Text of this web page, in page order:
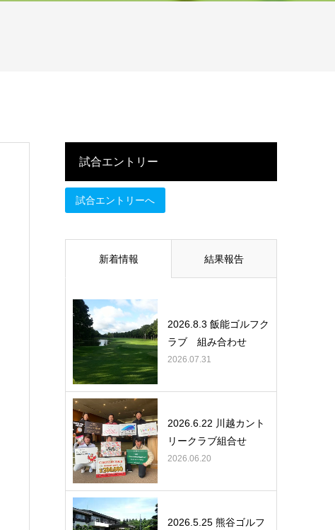
試合エントリー
試合エントリーへ
新着情報 結果報告
2026.8.3 飯能ゴルフク
ラブ 組み合わせ
2026.07.31
2026.6.22 川越カント
リークラブ組合せ
2026.06.20
2026.5.25 熊谷ゴルフ